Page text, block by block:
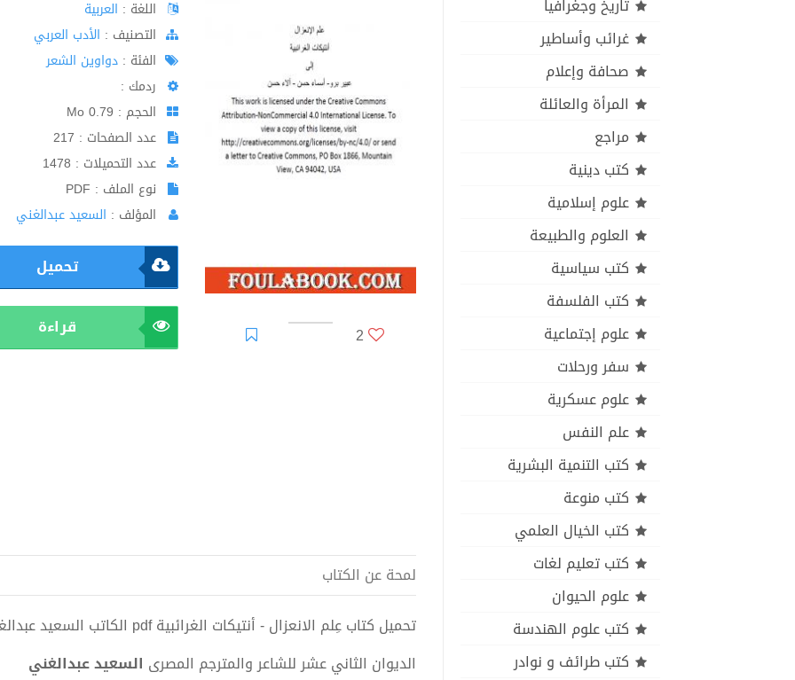
تاريخ وجغرافيا
غرائب وأساطير
صحافة وإعلام
المرأة والعائلة
مراجع
كتب دينية
علوم إسلامية
العلوم والطبيعة
كتب سياسية
كتب الفلسفة
علوم إجتماعية
سفر ورحلات
علوم عسكرية
علم النفس
كتب التنمية البشرية
كتب منوعة
كتب الخيال العلمي
كتب تعليم لغات
علوم الحيوان
كتب علوم الهندسة
كتب طرائف و نوادر
2
اللغة : العربية
اﻟﺘﺼﻨﻴﻒ : الأدب العربي
الفئة : دواوين الشعر
ردمك :
الحجم : 0.79 Mo
عدد الصفحات : 217
عدد التحميلات : 1478
نوع الملف : PDF
المؤلف : السعيد عبدالغني
تحميل
قراءة
لمحة عن الكتاب
تحميل كتاب عِلم الانعزال - أنتيكات الغرائبية pdf الكاتب السعيد عبدالغني
الديوان الثاني عشر للشاعر والمترجم المصرى السعيد عبدالغني